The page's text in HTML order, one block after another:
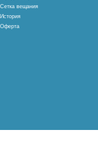
Сетка вещания
История
Оферта